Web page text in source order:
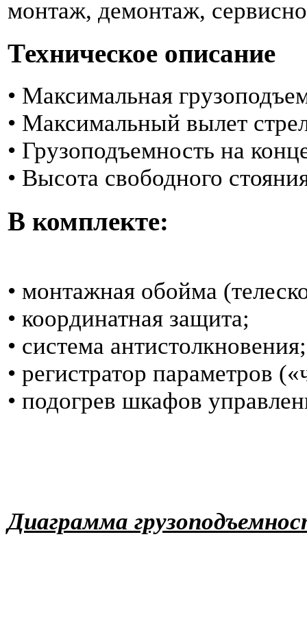
монтаж, демонтаж,
Техническое описание
• Максимальная
• Максимальный вылет
• Грузоподъемность на
• Высота свободного
В комплекте:
• монтажная обойма
• координатная защита;
• система антистолкновения;
• регистратор параметров
• подогрев шкафов
Диаграмма